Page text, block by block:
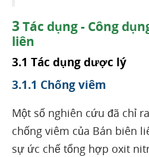
3Tác dụng - Công
liên
3.1 Tác dụng dược lý
3.1.1 Chống viêm
Một số nghiên cứu đã chỉ
chống viêm của Bán biên
sự ức chế tổng hợp oxit